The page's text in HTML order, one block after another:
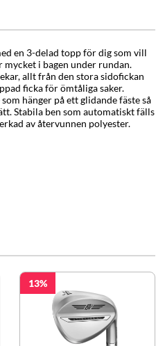
en 3-delad topp för dig som vill
mycket i bagen under rundan.
allt från den stora sidofickan
ficka för ömtåliga saker.
hänger på ett glidande fäste så
Stabila ben som automatiskt fälls
av återvunnen polyester.
13